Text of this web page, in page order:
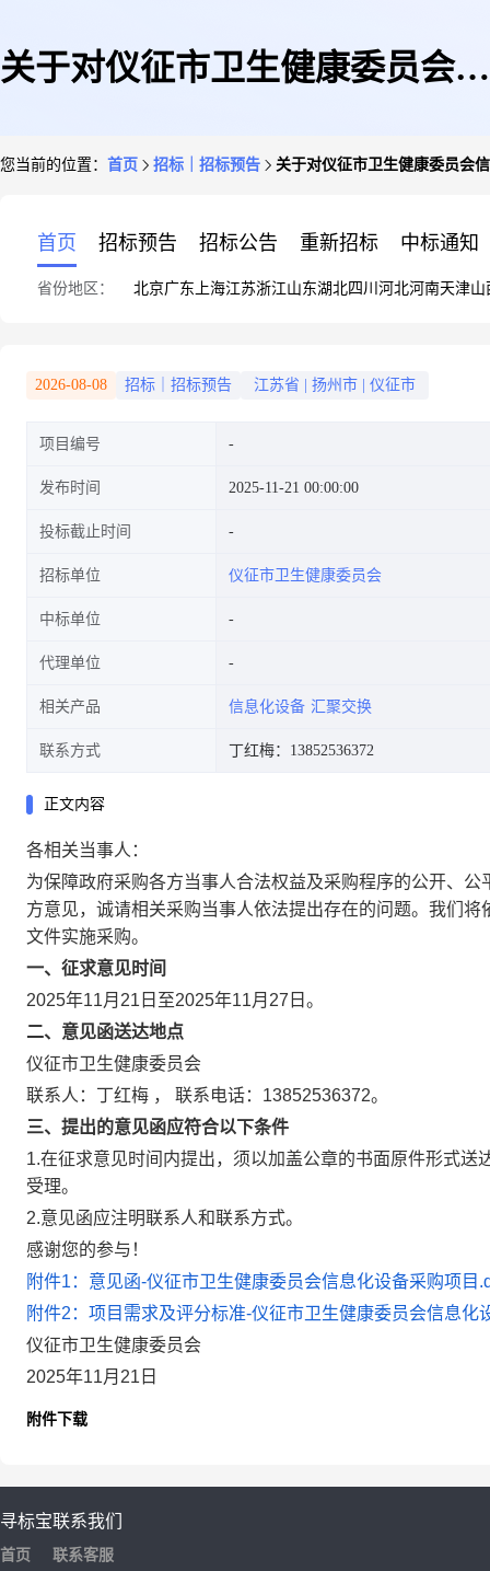
关于对仪征市卫生健康委员会信
您当前的位置： 首页 招标｜招标预告 关于对仪征市卫生健康委员会
首页 招标预告 招标公告 重新招标 中标通知
省份地区： 北京广东 上海江苏浙江山东湖北四川 河北河南天津山
2026-08-08 招标｜招标预告 江苏省 扬州市 仪征市
项目编号
发布时间 2025-11-21 00:00:00
投标截止时间
招标单位 仪征市卫生健康委员会
中标单位
代理单位
相关产品 信息化设备 汇聚交换
联系方式 丁红梅：13852536372
正文内容
各相关当事人：
为保障政府采购各方当事人合法权益及采购程序的公开、
方意见，诚请相关采购当事人依法提出存在的问题。我们
文件实施采购。
一、征求意见时间
2025年11月21日至2025年11月27日。
二、意见函送达地点
仪征市卫生健康委员会
联系人：丁红梅 ， 联系电话：13852536372。
三、提出的意见函应符合以下条件
1.在征求意见时间内提出，须以加盖公章的书面原件形式
受理。
2.意见函应注明联系人和联系方式。
感谢您的参与！
附件1：意见函-仪征市卫生健康委员会信息化设备采购项目
附件2：项目需求及评分标准-仪征市卫生健康委员会信息化
仪征市卫生健康委员会
2025年11月21日
附件下载
寻标宝
首页
联系我们
联系客服